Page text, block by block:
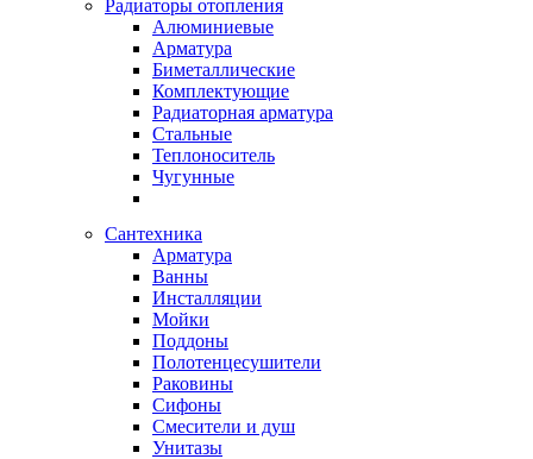
Радиаторы отопления
Алюминиевые
Арматура
Биметаллические
Комплектующие
Радиаторная арматура
Стальные
Теплоноситель
Чугунные
Сантехника
Арматура
Ванны
Инсталляции
Мойки
Поддоны
Полотенцесушители
Раковины
Сифоны
Смесители и душ
Унитазы